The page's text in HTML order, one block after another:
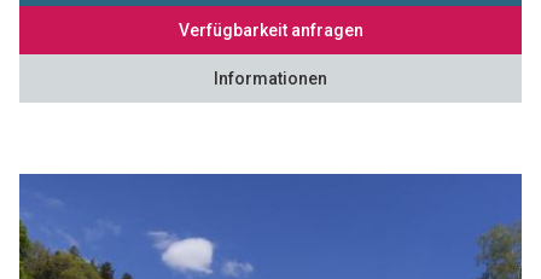
Verfügbarkeit anfragen
Informationen